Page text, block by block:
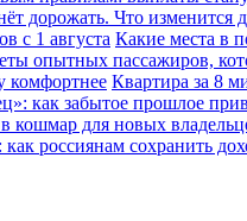
дорожать. Что изменится
с 1 августа Какие места в
опытных пассажиров,
комфортнее Квартира за 8
как забытое прошлое
кошмар для новых
россиянам сохранить